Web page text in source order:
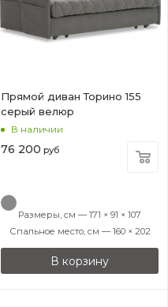
Прямой диван Торино 155
серый велюр
В наличии
76 200 руб
Размеры, см — 171 × 91 × 107
Спальное место, см — 160 × 202
В корзину